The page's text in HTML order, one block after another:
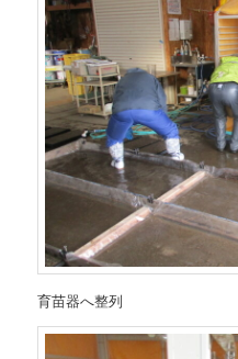
育苗器へ整列